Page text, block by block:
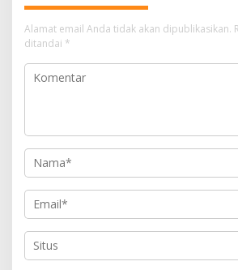
Alamat email Anda tidak akan dipublikasikan.
ditandai *